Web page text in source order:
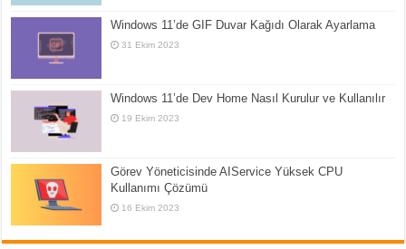
Windows 11’de GIF Duvar Kağıdı Olarak Ayarlama
31 Ekim 2023
Windows 11’de Dev Home Nasıl Kurulur ve Kullanılır
19 Ekim 2023
Görev Yöneticisinde AIService Yüksek CPU
Kullanımı Çözümü
16 Ekim 2023